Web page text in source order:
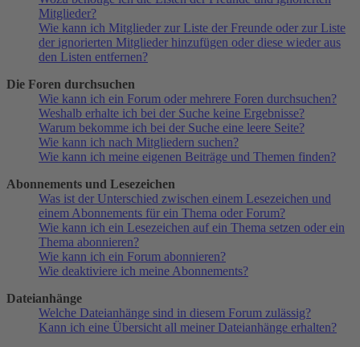
Mitglieder?
Wie kann ich Mitglieder zur Liste der Freunde oder zur Liste
der ignorierten Mitglieder hinzufügen oder diese wieder aus
den Listen entfernen?
Die Foren durchsuchen
Wie kann ich ein Forum oder mehrere Foren durchsuchen?
Weshalb erhalte ich bei der Suche keine Ergebnisse?
Warum bekomme ich bei der Suche eine leere Seite?
Wie kann ich nach Mitgliedern suchen?
Wie kann ich meine eigenen Beiträge und Themen finden?
Abonnements und Lesezeichen
Was ist der Unterschied zwischen einem Lesezeichen und
einem Abonnements für ein Thema oder Forum?
Wie kann ich ein Lesezeichen auf ein Thema setzen oder ein
Thema abonnieren?
Wie kann ich ein Forum abonnieren?
Wie deaktiviere ich meine Abonnements?
Dateianhänge
Welche Dateianhänge sind in diesem Forum zulässig?
Kann ich eine Übersicht all meiner Dateianhänge erhalten?